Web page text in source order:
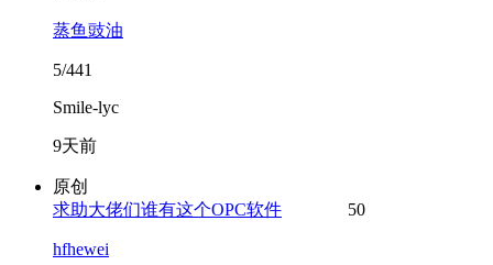
蒸鱼豉油
5/441
Smile-lyc
9天前
原创
求助大佬们谁有这个OPC软件
50
hfhewei